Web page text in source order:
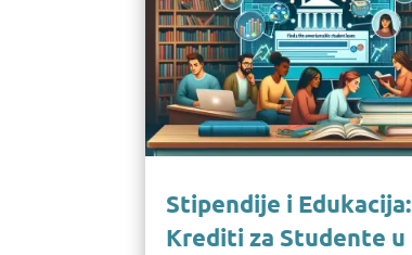
Stipendije i Edukacija:
Krediti za Studente u